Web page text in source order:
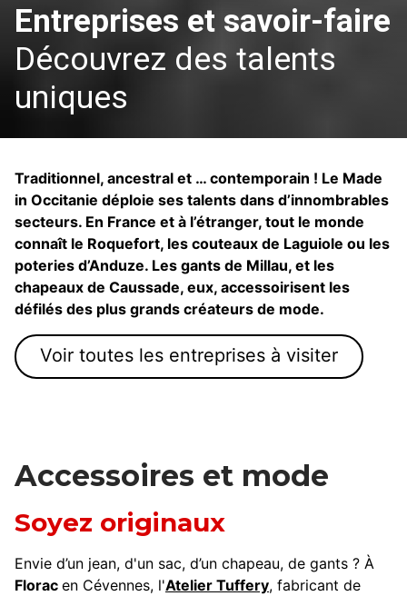
Entreprises et savoir-faire
Découvrez des talents
uniques
Traditionnel, ancestral et … contemporain ! Le Made
in Occitanie déploie ses talents dans d’innombrables
secteurs. En France et à l’étranger, tout le monde
connaît le Roquefort, les couteaux de Laguiole ou les
poteries d’Anduze. Les gants de Millau, et les
chapeaux de Caussade, eux, accessoirisent les
défilés des plus grands créateurs de mode.
Voir toutes les entreprises à visiter
Accessoires et mode
Soyez originaux
Envie d’un jean, d'un sac, d’un chapeau, de gants ? À
Florac en Cévennes, l'Atelier Tuffery, fabricant de